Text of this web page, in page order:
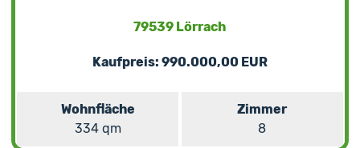
79539 Lörrach
Kaufpreis: 990.000,00 EUR
Wohnfläche
334 qm
Zimmer
8